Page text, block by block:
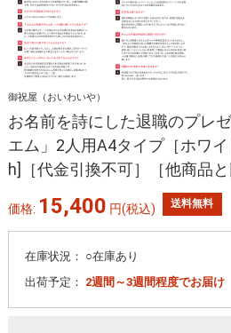
御祝屋（おいわいや）
お名前を詩にした退職のプレ
エム」2人用A4タイプ［ホワ
h]［代金引換不可］［他商品と
価格: 15,400 円(税込) 送料無料
在庫状況： ○在庫あり
出荷予定： 2週間～3週間程度でお届け